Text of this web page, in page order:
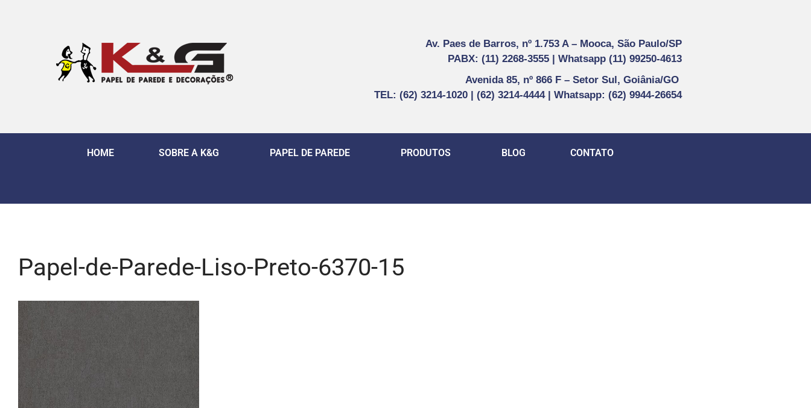
Av. Paes de Barros, nº 1.753 A – Mooca, São Paulo/SP
PABX: (11) 2268-3555 | Whatsapp (11) 99250-4613
Avenida 85, nº 866 F – Setor Sul, Goiânia/GO
TEL: (62) 3214-1020 | (62) 3214-4444 | Whatsapp: (62) 9944-26654
HOME SOBRE A K&G PAPEL DE PAREDE PRODUTOS BLOG CONTATO
Papel-de-Parede-Liso-Preto-6370-15